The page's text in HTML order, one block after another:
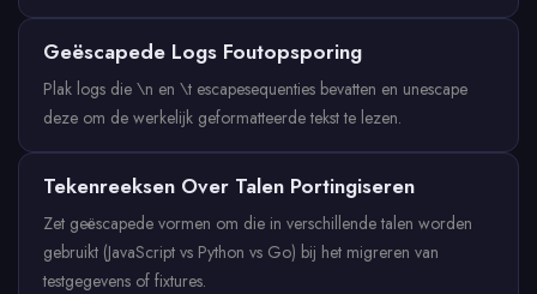
Geëscapede Logs Foutopsporing
Plak logs die \n en \t escapesequenties bevatten en unescape
deze om de werkelijk geformatteerde tekst te lezen.
Tekenreeksen Over Talen Portingiseren
Zet geëscapede vormen om die in verschillende talen worden
gebruikt (JavaScript vs Python vs Go) bij het migreren van
testgegevens of fixtures.